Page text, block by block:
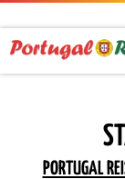
PORTUGAL